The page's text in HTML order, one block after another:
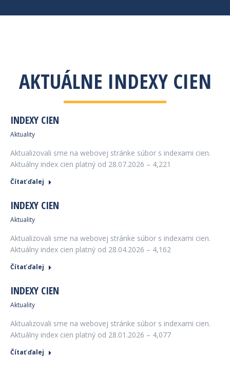
AKTUÁLNE INDEXY CIEN
INDEXY CIEN
Aktuality
Aktualizovali sme na webovej stránke súbor s indexami cien.
Aktuálny index cien platný od 28.07.2026 – 4,221
Čítať ďalej
INDEXY CIEN
Aktuality
Aktualizovali sme na webovej stránke súbor s indexami cien.
Aktuálny index cien platný od 28.04.2026 – 4,162
Čítať ďalej
INDEXY CIEN
Aktuality
Aktualizovali sme na webovej stránke súbor s indexami cien.
Aktuálny index cien platný od 28.01.2026 – 4,077
Čítať ďalej